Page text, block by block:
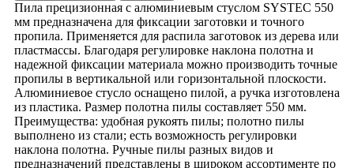
Пила прецизионная с алюминиевым стуслом SYSTEC 550
мм предназначена для фиксации заготовки и точного
пропила. Применяется для распила заготовок из дерева или
пластмассы. Благодаря регулировке наклона полотна и
надежной фиксации материала можно производить точные
пропилы в вертикальной или горизонтальной плоскости.
Алюминиевое стусло оснащено пилой, а ручка изготовлена
из пластика. Размер полотна пилы составляет 550 мм.
Преимущества: удобная рукоять пилы; полотно пилы
выполнено из стали; есть возможность регулировки
наклона полотна. Ручные пилы разных видов и
предназначений представлены в широком ассортименте по